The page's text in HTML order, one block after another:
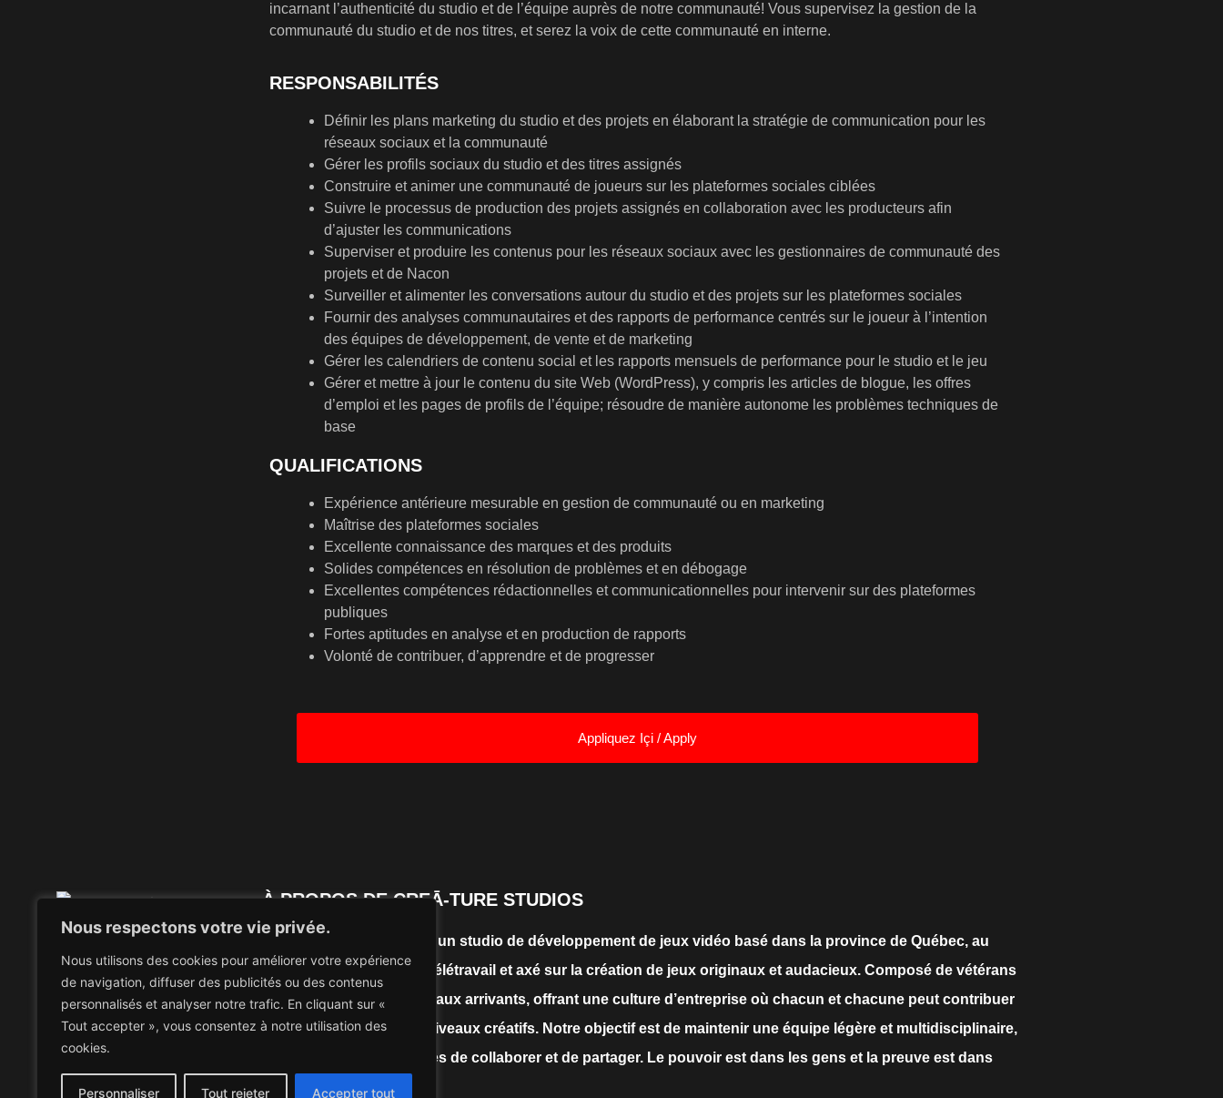
Nous respectons votre vie privée.
Nous utilisons des cookies pour améliorer votre expérience
de navigation, diffuser des publicités ou des contenus
personnalisés et analyser notre trafic. En cliquant sur «
Tout accepter », vous consentez à notre utilisation des
cookies.
Personnaliser Tout rejeter Accepter tout
incarnant l’authenticité du studio et de l’équipe auprès de notre communauté! Vous supervisez la gestion de la
communauté du studio et de nos titres, et serez la voix de cette communauté en interne.
RESPONSABILITÉS
Définir les plans marketing du studio et des projets en élaborant la stratégie de communication pour les
réseaux sociaux et la communauté
Gérer les profils sociaux du studio et des titres assignés
Construire et animer une communauté de joueurs sur les plateformes sociales ciblées
Suivre le processus de production des projets assignés en collaboration avec les producteurs afin
d’ajuster les communications
Superviser et produire les contenus pour les réseaux sociaux avec les gestionnaires de communauté des
projets et de Nacon
Surveiller et alimenter les conversations autour du studio et des projets sur les plateformes sociales
Fournir des analyses communautaires et des rapports de performance centrés sur le joueur à l’intention
des équipes de développement, de vente et de marketing
Gérer les calendriers de contenu social et les rapports mensuels de performance pour le studio et le jeu
Gérer et mettre à jour le contenu du site Web (WordPress), y compris les articles de blogue, les offres
d’emploi et les pages de profils de l’équipe; résoudre de manière autonome les problèmes techniques de
base
QUALIFICATIONS
Expérience antérieure mesurable en gestion de communauté ou en marketing
Maîtrise des plateformes sociales
Excellente connaissance des marques et des produits
Solides compétences en résolution de problèmes et en débogage
Excellentes compétences rédactionnelles et communicationnelles pour intervenir sur des plateformes
publiques
Fortes aptitudes en analyse et en production de rapports
Volonté de contribuer, d’apprendre et de progresser
Appliquez Içi / Apply
À PROPOS DE CREĀ-TURE STUDIOS
creā-ture Studios Inc. est un studio de développement de jeux vidéo basé dans la province de Québec, au
Canada, entièrement en télétravail et axé sur la création de jeux originaux et audacieux. Composé de vétérans
de l’industrie et de nouveaux arrivants, offrant une culture d’entreprise où chacun et chacune peut contribuer
et s’épanouir à tous les niveaux créatifs. Notre objectif est de maintenir une équipe légère et multidisciplinaire,
permettant à tous et toutes de collaborer et de partager. Le pouvoir est dans les gens et la preuve est dans
nos jeux !